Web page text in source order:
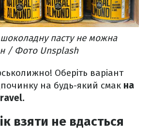
шоколадну пасту не можна
/ Фото Unsplash
Оберіть варіант
на будь-який смак на
взяти не вдасться